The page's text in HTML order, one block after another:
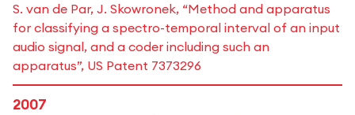
S. van de Par, J. Skowronek, “Method and apparatus
for classifying a spectro-temporal interval of an input
audio signal, and a coder including such an
apparatus”, US Patent 7373296
2007